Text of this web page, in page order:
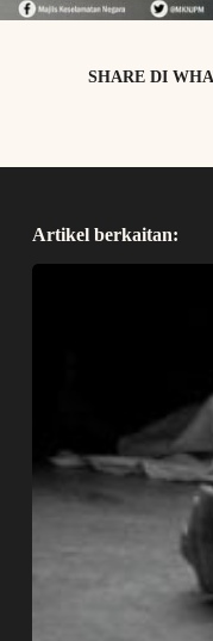
SHARE DI
Artikel berkaitan: